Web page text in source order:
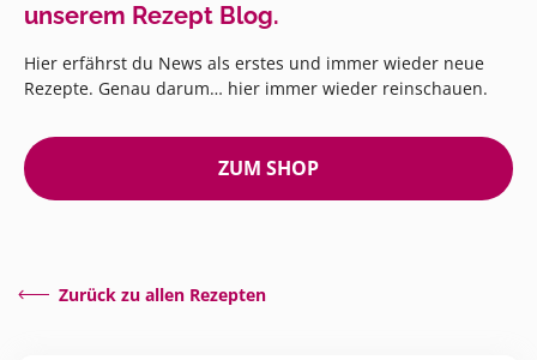
unserem Rezept Blog.
Hier erfährst du News als erstes und immer wieder neue
Rezepte. Genau darum… hier immer wieder reinschauen.
ZUM SHOP
Zurück zu allen Rezepten